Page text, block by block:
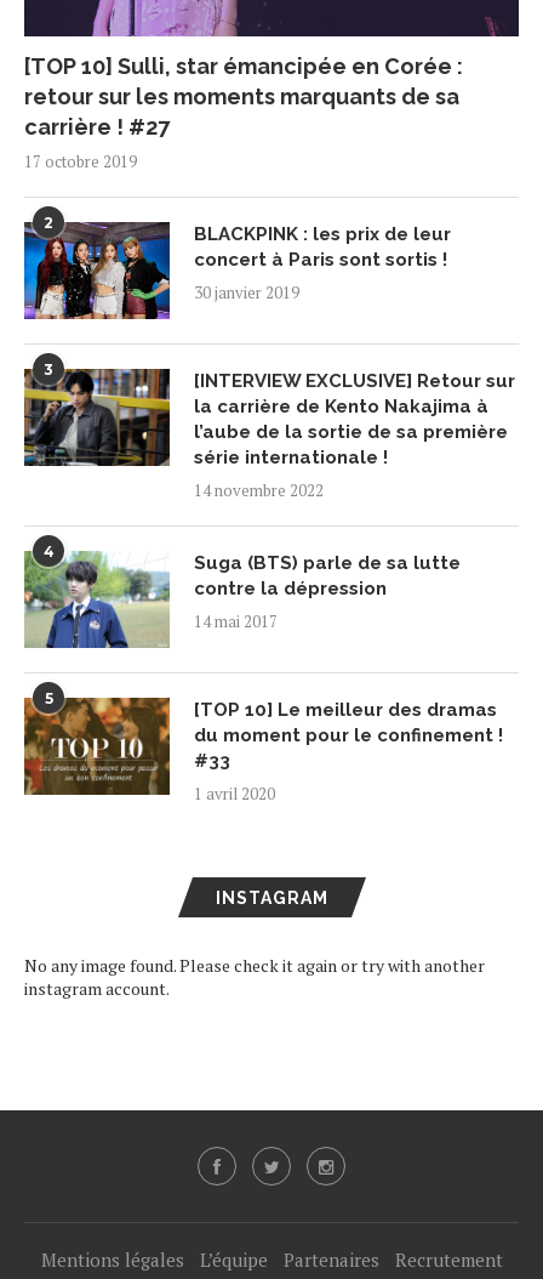
[TOP 10] Sulli, star émancipée en Corée :
retour sur les moments marquants de sa
carrière ! #27
17 octobre 2019
2
BLACKPINK : les prix de leur
concert à Paris sont sortis !
30 janvier 2019
3
[INTERVIEW EXCLUSIVE] Retour sur
la carrière de Kento Nakajima à
l’aube de la sortie de sa première
série internationale !
14 novembre 2022
4
Suga (BTS) parle de sa lutte
contre la dépression
14 mai 2017
5
[TOP 10] Le meilleur des dramas
du moment pour le confinement !
#33
1 avril 2020
INSTAGRAM
No any image found. Please check it again or try with another
instagram account.
Mentions légales L’équipe Partenaires
Recrutement